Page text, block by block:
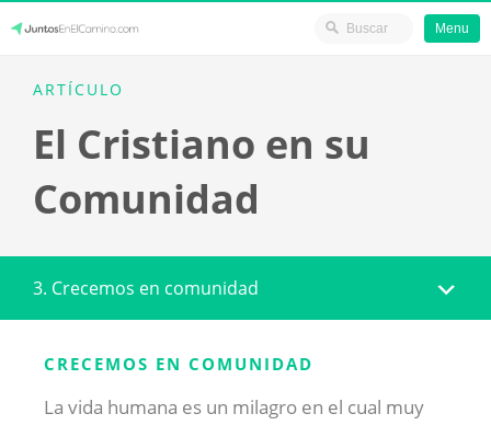
content
JuntosEnElCamino.com
Menu
ARTÍCULO
El Cristiano en su
Comunidad
3. Crecemos en comunidad
CRECEMOS EN COMUNIDAD
La vida humana es un milagro en el cual muy